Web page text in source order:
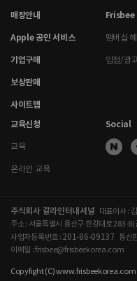
매장안내
Apple 공인 서비스
기업구매
보상판매
사이트맵
Frisbee
멤버십
입점/광
교육신청
교육
온라인 교육
Social
주식회사 갈라인터내셔널 대표이사 :
주소 : 서울특별시 용산구 한강대로 283-
사업자등록번호 : 201-86-09137 통신
이메일 : frisbee@frisbeekorea.com
Copyfight (C) www.frisbeekorea.com